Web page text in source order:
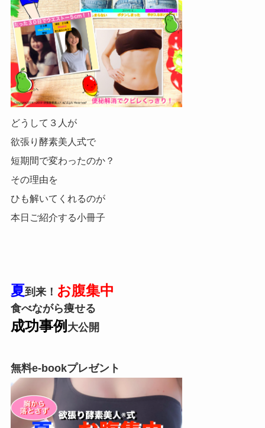
どうして ３人が
欲張り酵素美人式で
短期間で変わったのか？
その理由を
ひも解いてくれるのが
本日ご紹介する小冊子
夏到来！ お腹集中
食べながら痩せる
成功事例 大公開
無料e-bookプレゼント